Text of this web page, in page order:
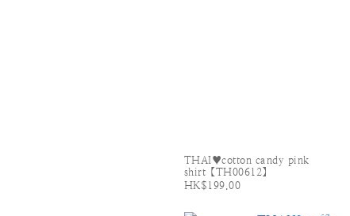
THAI♥cotton candy pink
shirt【TH00612】
HK$199.00